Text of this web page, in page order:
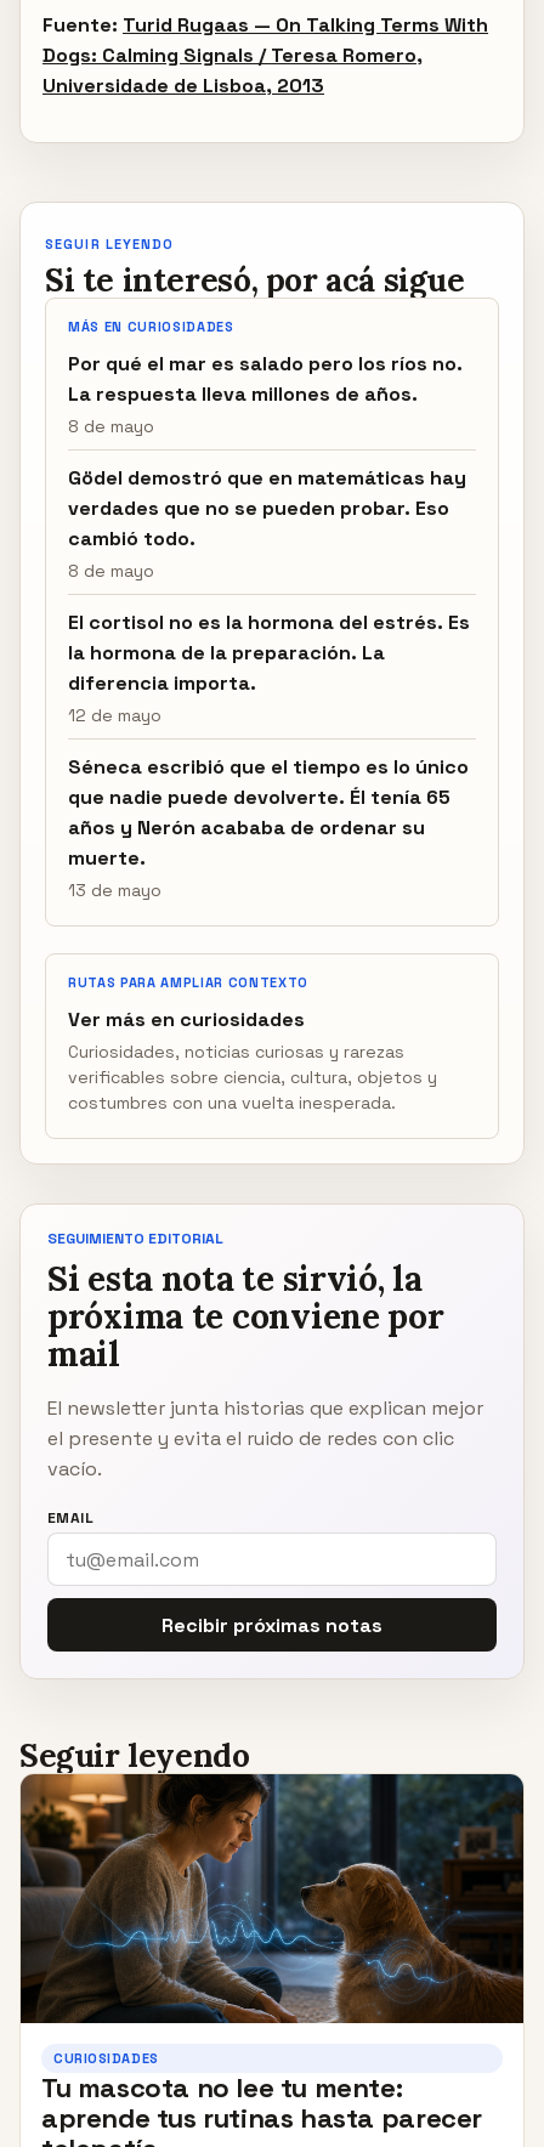
Fuente: Turid Rugaas — On Talking Terms With
Dogs: Calming Signals / Teresa Romero,
Universidade de Lisboa, 2013
SEGUIR LEYENDO
Si te interesó, por acá sigue
MÁS EN CURIOSIDADES
Por qué el mar es salado pero los ríos no.
La respuesta lleva millones de años.
8 de mayo
Gödel demostró que en matemáticas hay
verdades que no se pueden probar. Eso
cambió todo.
8 de mayo
El cortisol no es la hormona del estrés. Es
la hormona de la preparación. La
diferencia importa.
12 de mayo
Séneca escribió que el tiempo es lo único
que nadie puede devolverte. Él tenía 65
años y Nerón acababa de ordenar su
muerte.
13 de mayo
RUTAS PARA AMPLIAR CONTEXTO
Ver más en curiosidades
Curiosidades, noticias curiosas y rarezas
verificables sobre ciencia, cultura, objetos y
costumbres con una vuelta inesperada.
SEGUIMIENTO EDITORIAL
Si esta nota te sirvió, la
próxima te conviene por
mail
El newsletter junta historias que explican mejor
el presente y evita el ruido de redes con clic
vacío.
EMAIL
Recibir próximas notas
Seguir leyendo
CURIOSIDADES
Tu mascota no lee tu mente:
aprende tus rutinas hasta parecer